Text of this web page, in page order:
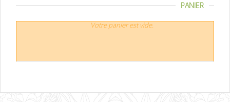
PANIER
Votre panier est vide.